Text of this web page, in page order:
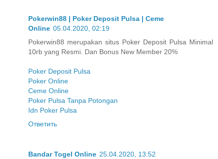
Pokerwin88 | Poker Deposit Pulsa | Ceme
Online 05.04.2020, 02:19
Pokerwin88 merupakan situs Poker Deposit Pulsa Minimal
10rb yang Resmi. Dan Bonus New Member 20%
Poker Deposit Pulsa
Poker Online
Ceme Online
Poker Pulsa Tanpa Potongan
Idn Poker Pulsa
Ответить
Bandar Togel Online 25.04.2020, 13:52